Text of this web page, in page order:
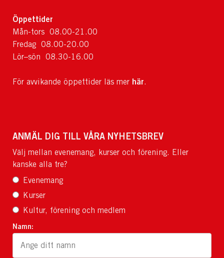
Öppettider
Mån-tors 08.00-21.00
Fredag 08.00-20.00
Lör–sön 08.30-16.00
För avvikande öppettider läs mer här.
ANMÄL DIG TILL VÅRA NYHETSBREV
Välj mellan evenemang, kurser och förening. Eller
kanske alla tre?
Evenemang
Kurser
Kultur, förening och medlem
Namn: